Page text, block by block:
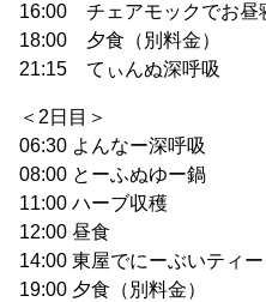
16:00 チェアモックでお昼
18:00 夕食（別料金）
21:15 てぃんぬ深呼吸
＜2日目＞
06:30 よんなー深呼吸
08:00 とーふぬゆー鍋
11:00 ハーブ収穫
12:00 昼食
14:00 東屋でにーぶいティー
19:00 夕食（別料金）